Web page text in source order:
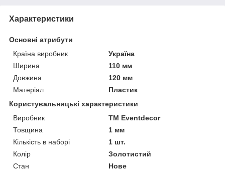
Характеристики
Основні атрибути
Країна виробник
Україна
Ширина
110 мм
Довжина
120 мм
Матеріал
Пластик
Користувальницькі характеристики
Виробник
ТМ Еventdecor
Товщина
1 мм
Кількість в наборі
1 шт.
Колір
Золотистий
Стан
Нове